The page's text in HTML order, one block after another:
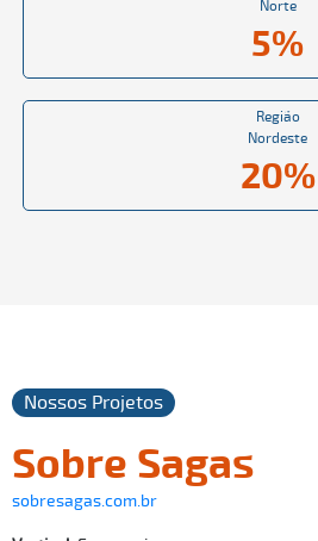
Norte
5%
Região
Nordeste
20%
Nossos Projetos
Sobre Sagas
sobresagas.com.br